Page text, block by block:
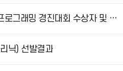
[안내] 2025년 제1회 조선대학교 SW중심대학 프로그래밍 경진대회 수상자 및 제출서류 안내
닉) 선발결과